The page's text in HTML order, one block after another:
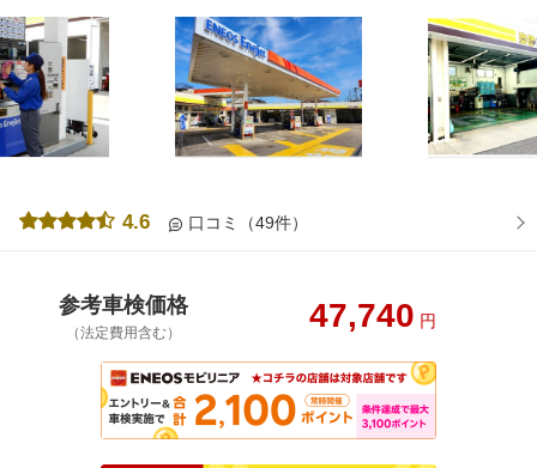
4.6 口コミ（49件）
参考車検価格
（法定費用含む） 47,740 円